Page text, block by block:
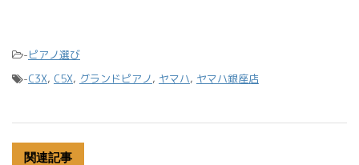
-ピアノ選び
-C3X, C5X, グランドピアノ, ヤマハ, ヤマハ銀座店
関連記事